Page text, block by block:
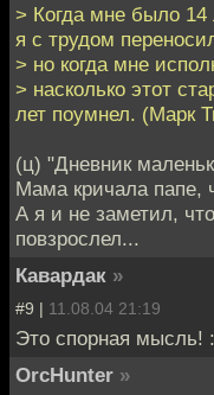
> Когда мне было 14
я с трудом
> но когда мне
> насколько этот
лет поумнел. (Марк
(ц) "Дневник
Мама кричала папе,
А я и не заметил,
повзрослел...
Кавардак »
#9 | 11.08.04 21:19
Это спорная мысль!
OrcHunter »